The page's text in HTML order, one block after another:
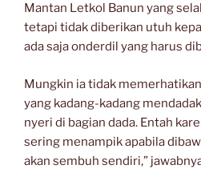
Mantan Letkol Banun yang
tetapi tidak diberikan utuh
ada saja onderdil yang harus
Mungkin ia tidak
yang kadang-kadang
nyeri di bagian dada. Entah
sering menampik apabila
akan sembuh sendiri,”